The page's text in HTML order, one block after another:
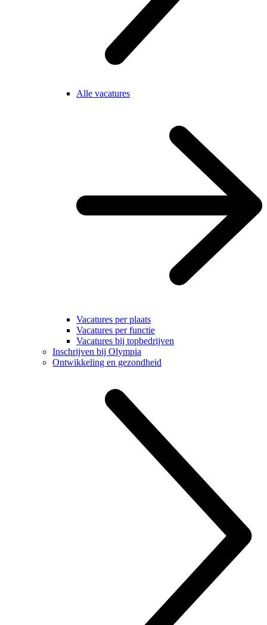
Alle vacatures
Vacatures per plaats
Vacatures per functie
Vacatures bij topbedrijven
Inschrijven bij Olympia
Ontwikkeling en gezondheid